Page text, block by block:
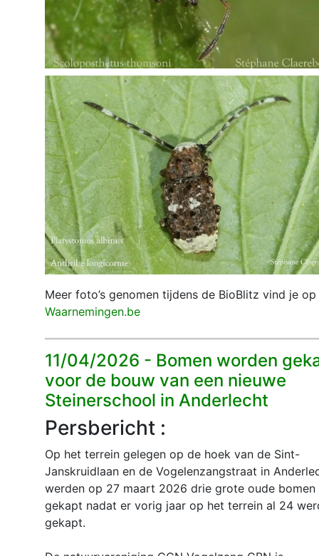
Meer foto’s genomen tijdens de BioBlitz vind je op
Waarnemingen.be
11/04/2026 - Bomen worden
voor de bouw van een nieuwe
Steinerschool in Anderlecht
Persbericht :
Op het terrein gelegen op de hoek van de Sint-
Janskruidlaan en de Vogelenzangstraat in
werden op 27 maart 2026 drie grote oude bomen
gekapt nadat er vorig jaar op het terrein al 24
gekapt.